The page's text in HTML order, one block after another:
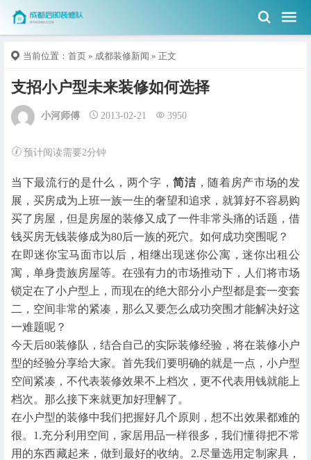
当前位置： 首页 » 成都装修新闻 » 正文
支招小户型未来装修如何选择
小河师傅 2013-02-21 3950
预计阅读需要2分钟
当下最流行的是什么，两个字，简洁，随着房产市场的发
展，买房成为上班一族一生的奢望和追求，就算好不容易购
买了房屋，但是房屋的装修又成了一件非常头痛的话题，借
钱买房无钱装修成为80后一族的死穴。如何成功突围呢？
在即迷你宝马面市以后，相继出现迷你公寓，迷你出租公
寓，单身贵族房屋等。在强有力的市场推动下，人们将市场
锁定在了小户型上，而现在的绝大部分小户型都是套一变套
二，空间非常的紧凑，那么又要怎么成功突围才能解决好这
一难题呢？
今天后80装修队，结合自己的实际装修经验，将在装修小户
型的经验分享给大家。首先我们要明确的就是一点，小户型
空间紧凑，不代表装修效果不上档次，更不代表用钱就能上
档次。那么接下来就更加好理解了。
在小户型的装修中我们把握好几个原则，想不出效果都难的
很。1.充分利用空间，家居用品一样很多，我们懂得把不常
用的东西藏起来，做到最好的收纳。2.尽量选用定制家具，